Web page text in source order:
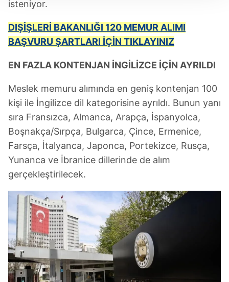
gösterilmeyecektir."
Sitemizde kendimize ve üçüncü kişilere ait çerezler
verileriniz işlenmekte olup gerekli olan çerezler bilgi
toplumu hizmetlerinin sunulması amacıyla
kullanılmaktadır. Diğer çerezler, sitemizin daha işlevsel
kılınması ve kişiselleştirilmesi ve sizlere yönelik
reklam/pazarlama faaliyetlerinin yapılması, amaçlarıyla
sınırlı olarak açık rızanız dahilinde kullanılacaktır.
Çerezlere ilişkin tercihlerinizi aşağıda yer alan panel
için Ayarlar butonuna tıklayabilir,Çerez Bilgilendirme
Metnimiziziyaret edebilirsiniz.
6698 sayılı Kişisel Verilerin Korunması Kanunu uyarınca
hazırlanmış Aydınlatma Metnimizi okumak ve sitemizde
ilgili mevzuata uygun olarak kullanılan çerezlerle ilgili bilgi
almak için lütfentıklayınız.
isteniyor.
DIŞİŞLERİ BAKANLIĞI 120 MEMUR ALIMI
BAŞVURU ŞARTLARI İÇİN TIKLAYINIZ
EN FAZLA KONTENJAN İNGİLİZCE İÇİN AYRILDI
Meslek memuru alımında en geniş kontenjan 100
kişi ile İngilizce dil kategorisine ayrıldı. Bunun yanı
sıra Fransızca, Almanca, Arapça, İspanyolca,
Boşnakça/Sırpça, Bulgarca, Çince, Ermenice,
Farsça, İtalyanca, Japonca, Portekizce, Rusça,
Yunanca ve İbranice dillerinde de alım
gerçekleştirilecek.